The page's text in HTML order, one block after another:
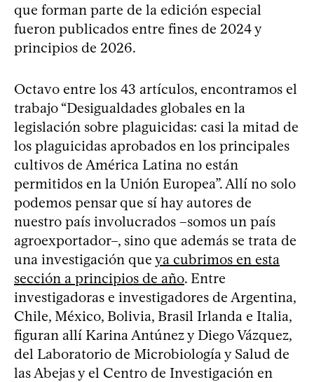
que forman parte de la edición especial
fueron publicados entre fines de 2024 y
principios de 2026.
Octavo entre los 43 artículos, encontramos el
trabajo “Desigualdades globales en la
legislación sobre plaguicidas: casi la mitad de
los plaguicidas aprobados en los principales
cultivos de América Latina no están
permitidos en la Unión Europea”. Allí no solo
podemos pensar que sí hay autores de
nuestro país involucrados –somos un país
agroexportador–, sino que además se trata de
una investigación que ya cubrimos en esta
sección a principios de año. Entre
investigadoras e investigadores de Argentina,
Chile, México, Bolivia, Brasil Irlanda e Italia,
figuran allí Karina Antúnez y Diego Vázquez,
del Laboratorio de Microbiología y Salud de
las Abejas y el Centro de Investigación en